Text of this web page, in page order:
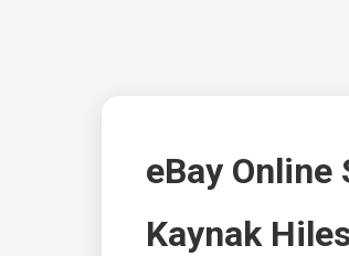
eBay Online
Kaynak